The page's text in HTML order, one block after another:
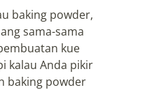
baking powder,
sama-sama
kue
kalau Anda pikir
baking powder